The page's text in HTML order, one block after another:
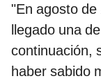
"En agosto
llegado una
continuación,
haber sabido